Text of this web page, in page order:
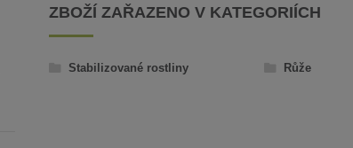
ZBOŽÍ ZAŘAZENO V KATEGORIÍCH
Stabilizované rostliny Růže